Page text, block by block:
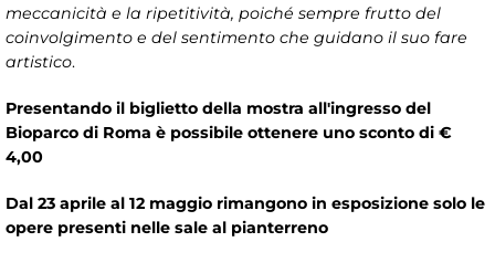
meccanicità e la ripetitività, poiché sempre frutto del
coinvolgimento e del sentimento che guidano il suo fare
artistico.
Presentando il biglietto della mostra all'ingresso del
Bioparco di Roma è possibile ottenere uno sconto di €
4,00
Dal 23 aprile al 12 maggio rimangono in esposizione solo le
opere presenti nelle sale al pianterreno